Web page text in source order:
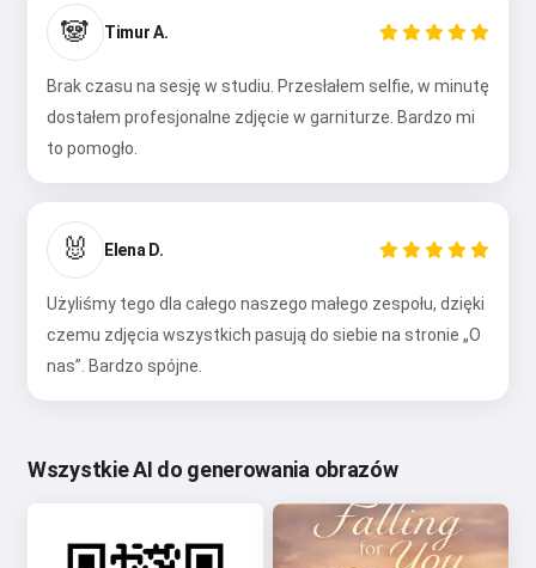
🐼 Timur A.
Brak czasu na sesję w studiu. Przesłałem selfie, w minutę
dostałem profesjonalne zdjęcie w garniturze. Bardzo mi
to pomogło.
🐰 Elena D.
Użyliśmy tego dla całego naszego małego zespołu, dzięki
czemu zdjęcia wszystkich pasują do siebie na stronie „O
nas”. Bardzo spójne.
Wszystkie AI do generowania obrazów